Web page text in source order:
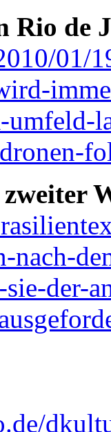
Rio de
01/
nach-
der-